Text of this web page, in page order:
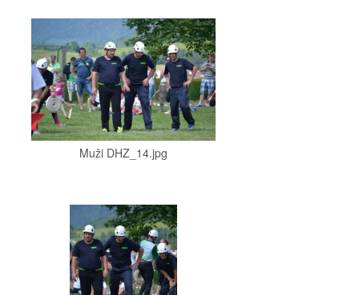
Muži DHZ_14.jpg